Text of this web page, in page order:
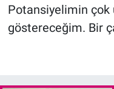
Potansiyelimin
göstereceğim. Bir